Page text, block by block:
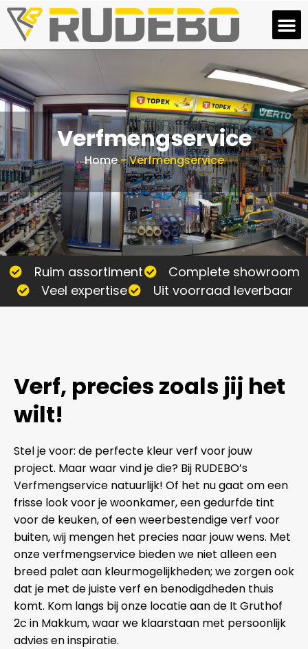
Verfmengservice
Home-Verfmengservice
Ruim assortiment
Complete showroom
Veel expertise
Uit voorraad leverbaar
Verf, precies zoals jij het
wilt!
Stel je voor: de perfecte kleur verf voor jouw
project. Maar waar vind je die? Bij RUDEBO’s
Verfmengservice natuurlijk! Of het nu gaat om een
frisse look voor je woonkamer, een gedurfde tint
voor de keuken, of een weerbestendige verf voor
buiten, wij mengen het precies naar jouw wens. Met
onze verfmengservice bieden we niet alleen een
breed palet aan kleurmogelijkheden; we zorgen ook
dat je met de juiste verf en benodigdheden thuis
komt. Kom langs bij onze locatie aan de It Gruthof
2c in Makkum, waar we klaarstaan met persoonlijk
advies en inspiratie.